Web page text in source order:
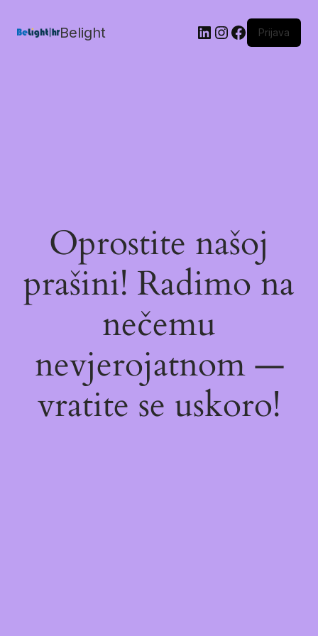
Belight Prijava
Oprostite našoj
prašini! Radimo na
nečemu
nevjerojatnom —
vratite se uskoro!